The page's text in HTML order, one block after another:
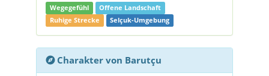
Wegegefühl
Offene Landschaft
Ruhige Strecke
Selçuk-Umgebung
Charakter von Barutçu